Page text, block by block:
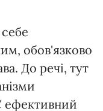
обов'язково
До речі, тут
ефективний